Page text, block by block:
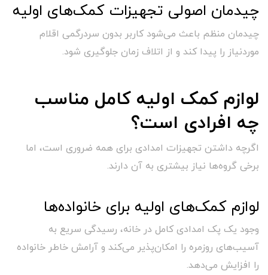
چیدمان اصولی تجهیزات کمک‌های اولیه
چیدمان منظم باعث می‌شود کاربر بدون سردرگمی اقلام
موردنیاز را پیدا کند و از اتلاف زمان جلوگیری شود.
لوازم کمک اولیه کامل مناسب
چه افرادی است؟
اگرچه داشتن تجهیزات امدادی برای همه ضروری است، اما
برخی گروه‌ها نیاز بیشتری به آن دارند.
لوازم کمک‌های اولیه برای خانواده‌ها
وجود یک پک امدادی کامل در خانه، رسیدگی سریع به
آسیب‌های روزمره را امکان‌پذیر می‌کند و آرامش خاطر خانواده
را افزایش می‌دهد.